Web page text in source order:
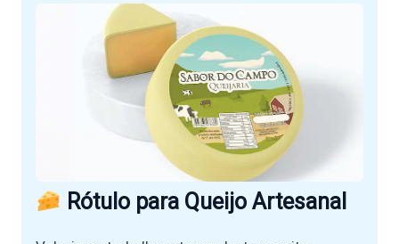
Rótulo para Queijo Artesanal